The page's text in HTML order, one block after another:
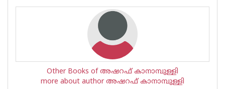
Other Books of അഷറഫ് കാനാമ്പുള്ളി
more about author അഷറഫ് കാനാമ്പുള്ളി